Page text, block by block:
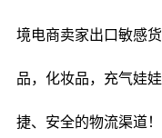
境电商卖家出口敏感
品，化妆品，充气娃
捷、安全的物流渠道